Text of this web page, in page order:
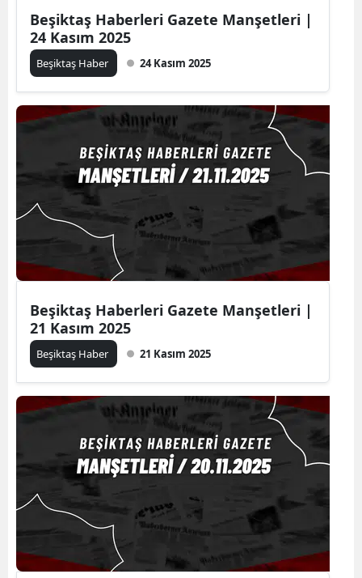
Beşiktaş Haberleri Gazete Manşetleri |
24 Kasım 2025
Beşiktaş Haber 24 Kasım 2025
Beşiktaş Haberleri Gazete Manşetleri |
21 Kasım 2025
Beşiktaş Haber 21 Kasım 2025